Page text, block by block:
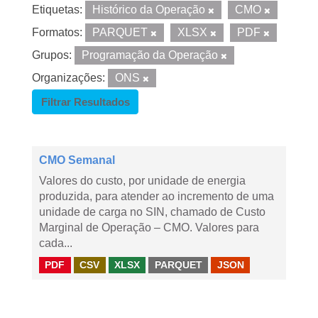
Etiquetas: Histórico da Operação
CMO
Formatos:
PARQUET XLSX
PDF
Grupos:
Programação da Operação
Organizações:
ONS
Filtrar Resultados
CMO Semanal
Valores do custo, por unidade de energia
produzida, para atender ao incremento de uma
unidade de carga no SIN, chamado de Custo
Marginal de Operação – CMO. Valores para
cada...
PDF CSV XLSX PARQUET JSON